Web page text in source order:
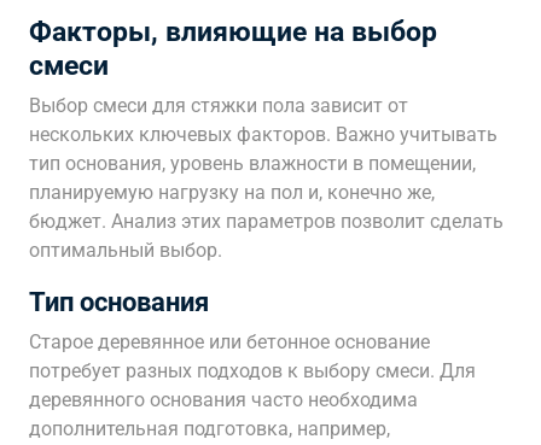
Факторы, влияющие на выбор
смеси
Выбор смеси для стяжки пола зависит от
нескольких ключевых факторов. Важно учитывать
тип основания, уровень влажности в помещении,
планируемую нагрузку на пол и, конечно же,
бюджет. Анализ этих параметров позволит сделать
оптимальный выбор.
Тип основания
Старое деревянное или бетонное основание
потребует разных подходов к выбору смеси. Для
деревянного основания часто необходима
дополнительная подготовка, например,